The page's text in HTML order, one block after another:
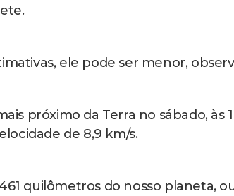
ele pode ser menor,
próximo da Terra no sábado, às
de 8,9 km/s.
quilômetros do nosso planeta, ou